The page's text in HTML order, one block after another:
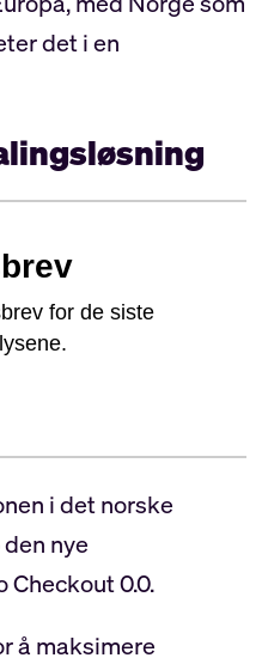
det i en
for de siste
i det norske
nye
0.0.
å maksimere